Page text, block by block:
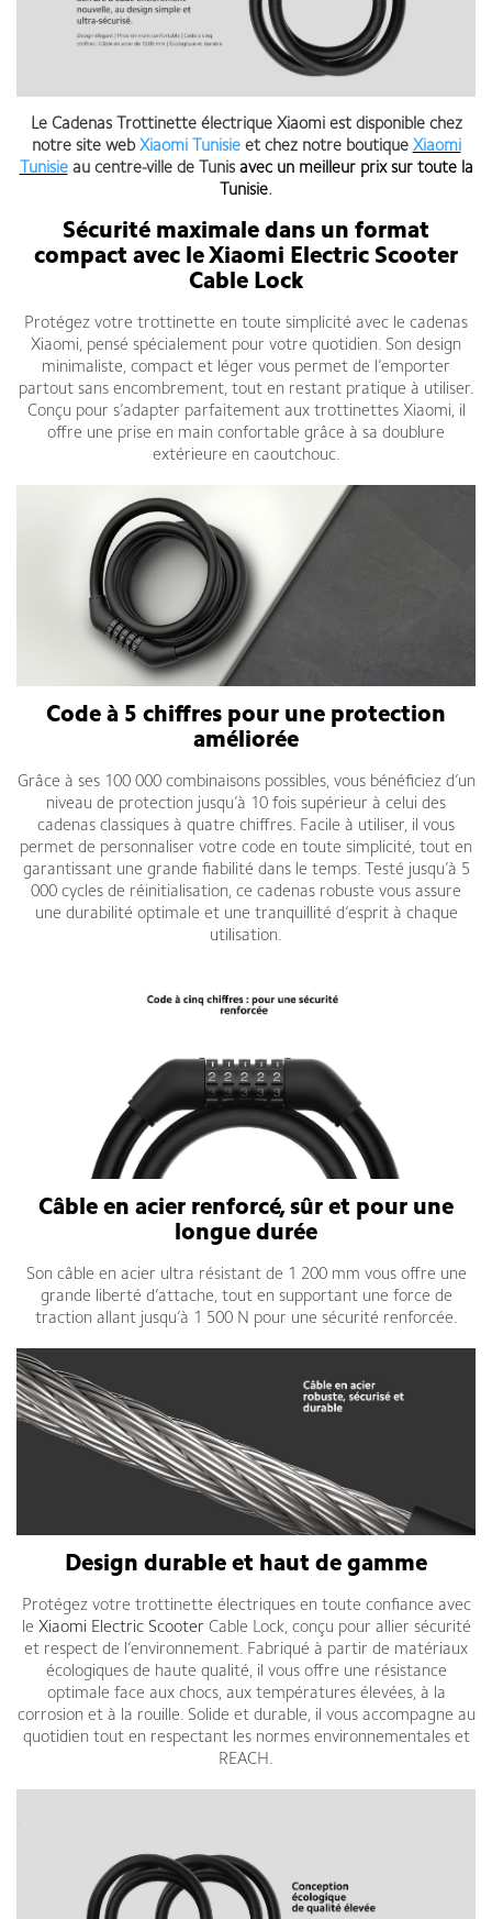
Le Cadenas Trottinette électrique Xiaomi est disponible chez
notre site web Xiaomi Tunisieet chez notre boutique Xiaomi
Tunisieau centre-ville de Tunis avec un meilleur prix sur toute la
Tunisie.
Sécurité maximale dans un format
compact avec le Xiaomi Electric Scooter
Cable Lock
Protégez votre trottinette en toute simplicité avec le cadenas
Xiaomi, pensé spécialement pour votre quotidien. Son design
minimaliste, compact et léger vous permet de l’emporter
partout sans encombrement, tout en restant pratique à utiliser.
Conçu pour s’adapter parfaitement aux trottinettes Xiaomi, il
offre une prise en main confortable grâce à sa doublure
extérieure en caoutchouc.
Code à 5 chiffres pour une protection
améliorée
Grâce à ses 100 000 combinaisons possibles, vous bénéficiez d’un
niveau de protection jusqu’à 10 fois supérieur à celui des
cadenas classiques à quatre chiffres. Facile à utiliser, il vous
permet de personnaliser votre code en toute simplicité, tout en
garantissant une grande fiabilité dans le temps. Testé jusqu’à 5
000 cycles de réinitialisation, ce cadenas robuste vous assure
une durabilité optimale et une tranquillité d’esprit à chaque
utilisation.
Câble en acier renforcé, sûr et pour une
longue durée
Son câble en acier ultra résistant de 1 200 mm vous offre une
grande liberté d’attache, tout en supportant une force de
traction allant jusqu’à 1 500 N pour une sécurité renforcée.
Design durable et haut de gamme
Protégez votre trottinette électriques en toute confiance avec
le Xiaomi Electric Scooter Cable Lock, conçu pour allier sécurité
et respect de l’environnement. Fabriqué à partir de matériaux
écologiques de haute qualité, il vous offre une résistance
optimale face aux chocs, aux températures élevées, à la
corrosion et à la rouille. Solide et durable, il vous accompagne au
quotidien tout en respectant les normes environnementales et
REACH.